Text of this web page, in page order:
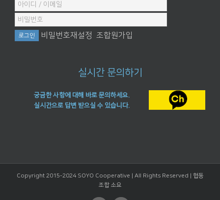
비밀번호재설정 조합원가입
실시간 문의하기
궁금한 사항에 대해 바로 문의하세요.
실시간으로 답변 받으실 수 있습니다.
Copyright 2015-2024 SOYO Cooperative | All Rights Reserved | 협동
조합 소요